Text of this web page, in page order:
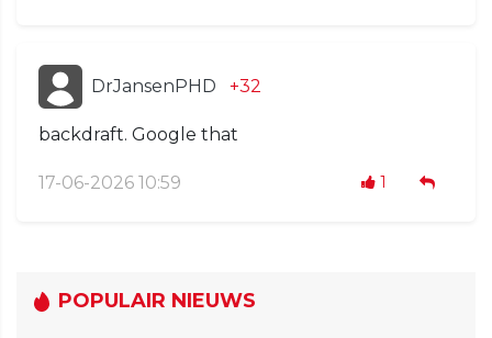
DrJansenPHD +32
backdraft. Google that
17-06-2026 10:59 1
POPULAIR NIEUWS